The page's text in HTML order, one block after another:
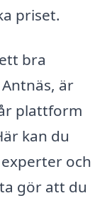
priset.
bra
är
plattform
kan du
och
gör att du